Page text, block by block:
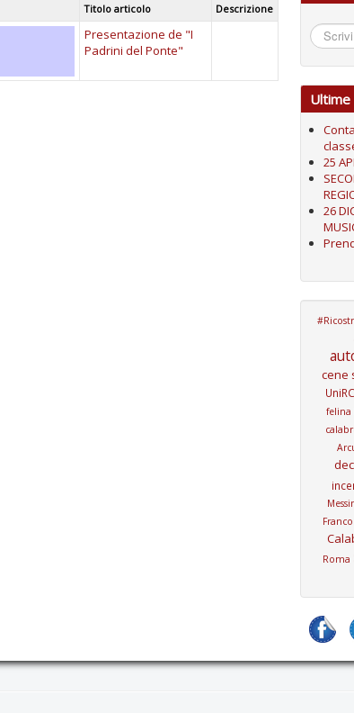
Titolo articolo Descrizione
Presentazione de "I
Padrini del Ponte"
25
26
cene
felina
Roma